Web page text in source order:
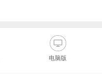
电脑版